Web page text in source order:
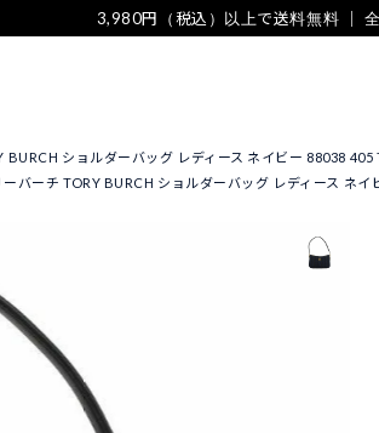
3,980円（税込）以上で送料無料 ｜
BURCH ショルダーバッグ レディース ネイビー 88038 405
ーバーチ TORY BURCH ショルダーバッグ レディース ネイ